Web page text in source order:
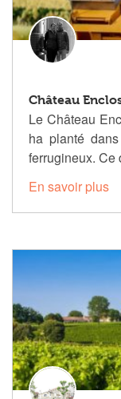
Château
Le Château
ha planté
ferrugineux.
En savoir plus